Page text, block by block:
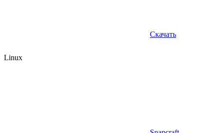
Скачать
Linux